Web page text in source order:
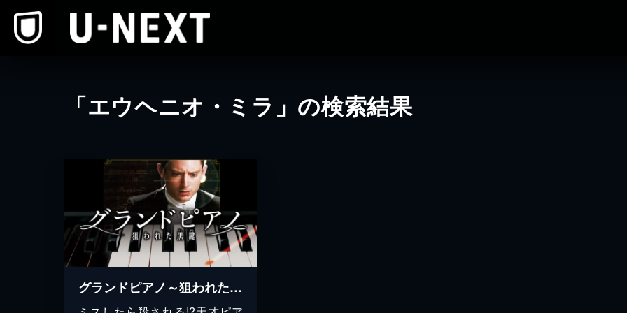
「エウヘニオ・ミラ」の検索結果
グランドピアノ～狙われた黒鍵～